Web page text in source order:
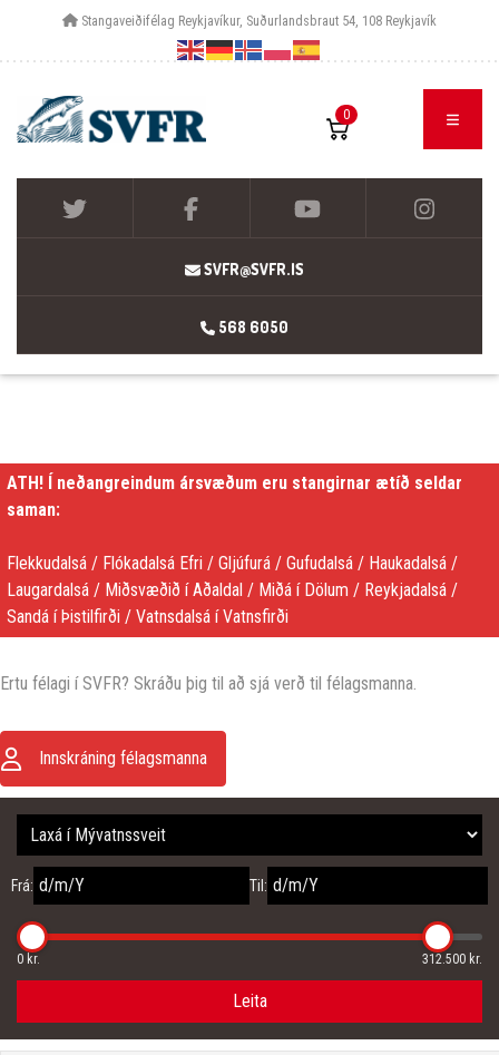
Stangaveiðifélag Reykjavíkur, Suðurlandsbraut 54, 108 Reykjavík
0
SVFR@SVFR.IS
568 6050
ATH! Í neðangreindum ársvæðum eru stangirnar ætíð seldar
saman:
Flekkudalsá / Flókadalsá Efri / Gljúfurá / Gufudalsá / Haukadalsá /
Laugardalsá / Miðsvæðið í Aðaldal / Miðá í Dölum / Reykjadalsá /
Sandá í Þistilfirði / Vatnsdalsá í Vatnsfirði
Ertu félagi í SVFR? Skráðu þig til að sjá verð til félagsmanna.
Innskráning félagsmanna
Frá: Til:
0 kr. 312.500 kr.